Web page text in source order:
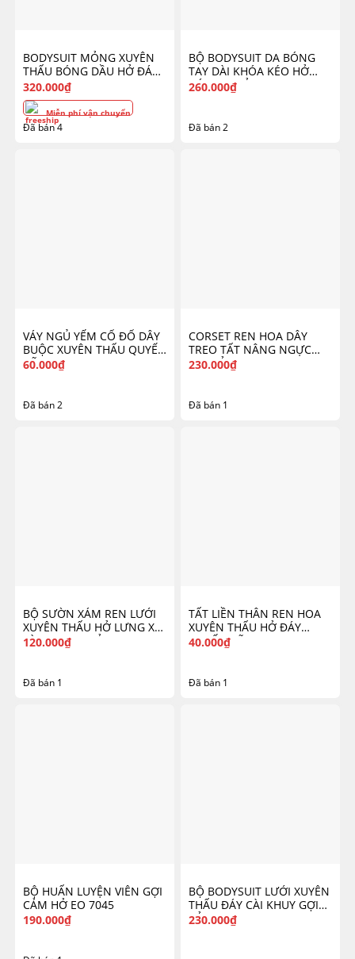
BODYSUIT MỎNG XUYÊN
THẤU BÓNG DẦU HỞ ĐÁY
6758
320.000₫
Miễn phí vận chuyển
Đã bán 4
BỘ BODYSUIT DA BÓNG
TAY DÀI KHÓA KÉO HỞ
ĐÁY GỢI CẢM 6986
260.000₫
Đã bán 2
VÁY NGỦ YẾM CỔ ĐỔ DÂY
BUỘC XUYÊN THẤU QUYẾN
RŨ 7770
60.000₫
Đã bán 2
CORSET REN HOA DÂY
TREO TẤT NÂNG NGỰC
GỢI CẢM 7707
230.000₫
Đã bán 1
BỘ SƯỜN XÁM REN LƯỚI
XUYÊN THẤU HỞ LƯNG XẺ
TÀ CAO GỢI CẢM 6232
120.000₫
Đã bán 1
TẤT LIỀN THÂN REN HOA
XUYÊN THẤU HỞ ĐÁY
QUYẾN RŨ 7506
40.000₫
Đã bán 1
BỘ HUẤN LUYỆN VIÊN GỢI
CẢM HỞ EO 7045
190.000₫
BỘ BODYSUIT LƯỚI XUYÊN
THẤU ĐÁY CÀI KHUY GỢI
CẢM 6697
230.000₫